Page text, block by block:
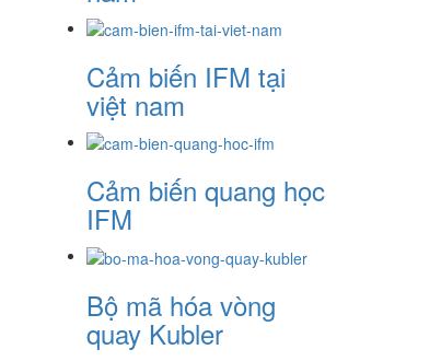
Cảm biến IFM tại
việt nam
Cảm biến quang học
IFM
Bộ mã hóa vòng
quay Kubler